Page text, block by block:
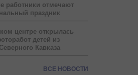
работники отмечают
праздник
центре открылась
детей из
Кавказа
ВСЕ НОВОСТИ